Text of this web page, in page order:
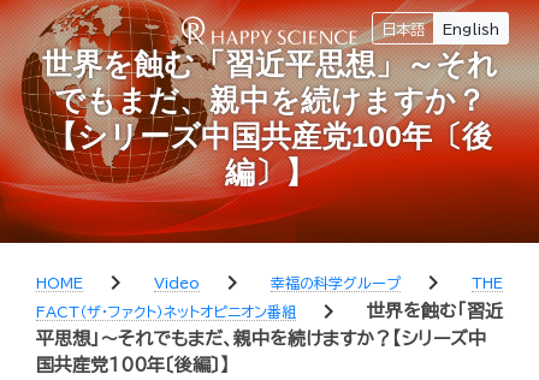
日本語 English
世界を蝕む「習近平思想」～それ
でもまだ、親中を続けますか？
【シリーズ中国共産党100年〔後
編〕】
HOME chevron_right Video chevron_right 幸福の科学グループ chevron_right
THE
FACT（ザ・ファクト）ネットオピニオン番組
chevron_right
世界を蝕む「習近
平思想」～それでもまだ、親中を続けますか？【シリーズ中
国共産党100年〔後編〕】